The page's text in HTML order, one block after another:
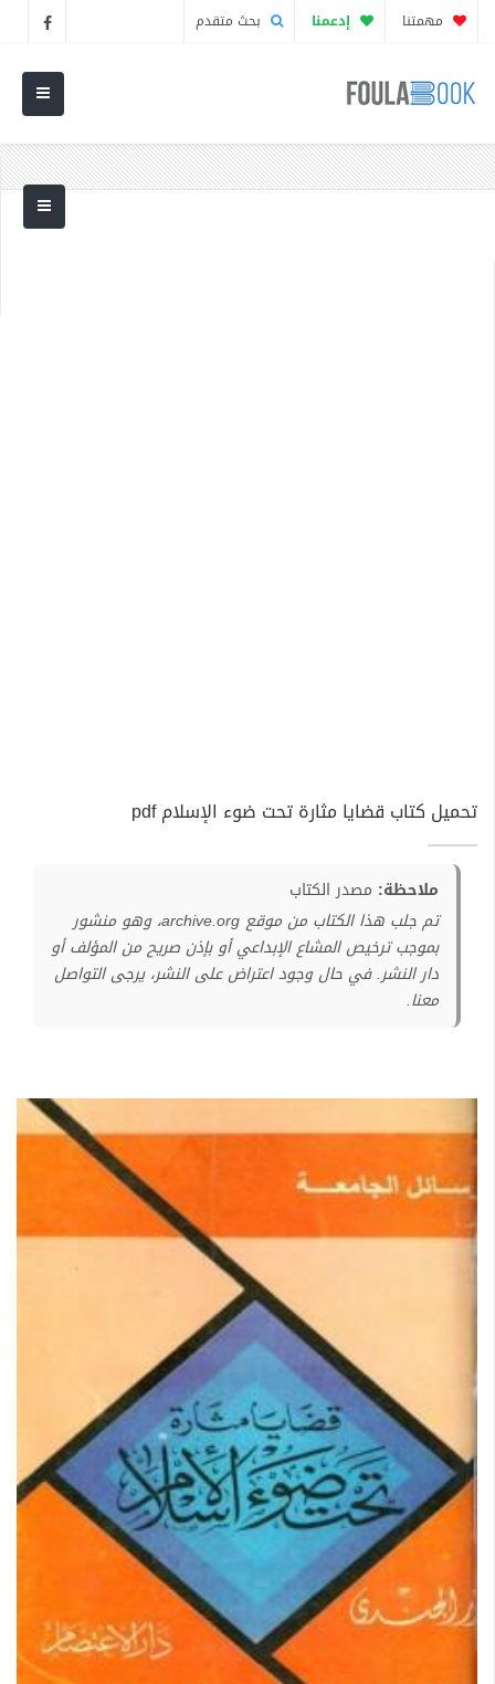
مهمتنا إدعمنا بحث متقدم
تحميل كتاب قضايا مثارة تحت ضوء الإسلام pdf
ملاحظة: مصدر الكتاب
تم جلب هذا الكتاب من موقع archive.org، وهو منشور
بموجب ترخيص المشاع الإبداعي أو بإذن صريح من المؤلف أو
دار النشر. في حال وجود اعتراض على النشر، يرجى التواصل
معنا.